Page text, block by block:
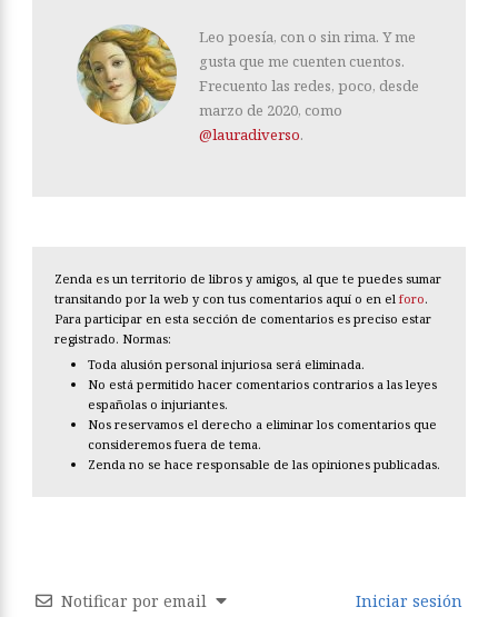
Leo poesía, con o sin rima. Y me
gusta que me cuenten cuentos.
Frecuento las redes, poco, desde
marzo de 2020, como
@lauradiverso.
Zenda es un territorio de libros y amigos, al que te puedes sumar
transitando por la web y con tus comentarios aquí o en el foro.
Para participar en esta sección de comentarios es preciso estar
registrado. Normas:
Toda alusión personal injuriosa será eliminada.
No está permitido hacer comentarios contrarios a las leyes
españolas o injuriantes.
Nos reservamos el derecho a eliminar los comentarios que
consideremos fuera de tema.
Zenda no se hace responsable de las opiniones publicadas.
Notificar por email Iniciar sesión